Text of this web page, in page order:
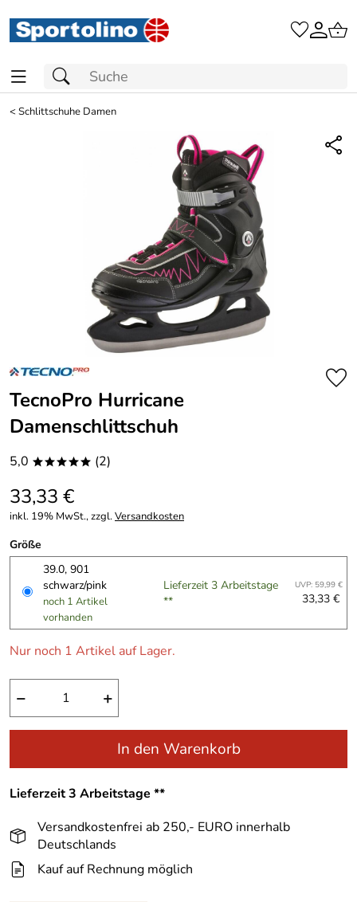
<Schlittschuhe Damen
TecnoPro Hurricane
Damenschlittschuh
5,0 ***** (2)
33,33 €
inkl. 19% MwSt., zzgl.Versandkosten
Größe
39.0, 901
schwarz/pink
noch 1 Artikel
vorhanden
Lieferzeit 3 Arbeitstage
**
UVP: 59,99 €
33,33 €
Nur noch 1 Artikel auf Lager.
− +
In den Warenkorb
Lieferzeit 3 Arbeitstage **
Versandkostenfrei ab 250,- EURO innerhalb
Deutschlands
Kauf auf Rechnung möglich